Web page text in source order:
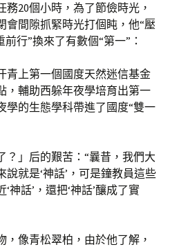
20個小時，為了節儉時光，
會間隙抓緊時光打個盹，他“壓
行”換來了有數個“第一”：
青上第一個國度天然迷信基金
，輔助西躲年夜學培育出第一
學的生態學科帶進了國度“雙一
？」后的艱苦：“曩昔，我們大
就是‘神話’，可是鐘教員這些
神話’，還把‘神話’釀成了實
像青松翠柏，由於他了解，